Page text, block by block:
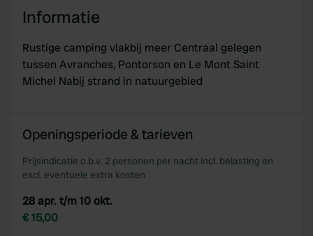
Informatie
Rustige camping vlakbij meer Centraal gelegen
tussen Avranches, Pontorson en Le Mont Saint
Michel Nabij strand in natuurgebied
Openingsperiode & tarieven
Prijsindicatie o.b.v. 2 personen per nacht incl. belasting en
excl. eventuele extra kosten
28 apr. t/m 10 okt.
€ 15,00